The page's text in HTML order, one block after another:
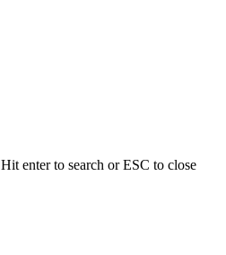
Hit enter to search or ESC to close